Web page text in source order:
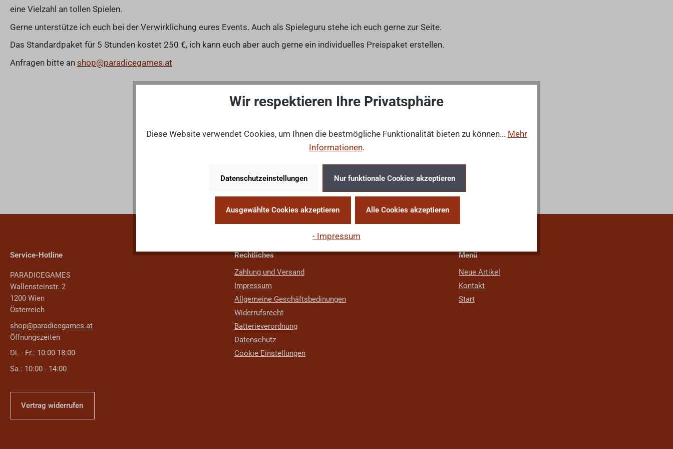
eine Vielzahl an tollen Spielen.
Gerne unterstütze ich euch bei der Verwirklichung eures Events. Auch als Spieleguru stehe ich euch gerne zur Seite.
Das Standardpaket für 5 Stunden kostet 250 €, ich kann euch aber auch gerne ein individuelles Preispaket erstellen.
Anfragen bitte an shop@paradicegames.at
Service-Hotline
PARADICEGAMES
Wallensteinstr. 2
1200 Wien
Österreich
shop@paradicegames.at
Öffnungszeiten
Di. - Fr.: 10:00 18:00
Sa.: 10:00 - 14:00
Vertrag widerrufen
Rechtliches
Zahlung und Versand
Impressum
Allgemeine Geschäftsbedinungen
Widerrufsrecht
Batterieverordnung
Datenschutz
Cookie Einstellungen
Menü
Neue Artikel
Kontakt
Start
Wir respektieren Ihre Privatsphäre
Diese Website verwendet Cookies, um Ihnen die bestmögliche Funktionalität bieten zu können... Mehr
Informationen.
Datenschutzeinstellungen Nur funktionale Cookies akzeptieren
Ausgewählte Cookies akzeptieren Alle Cookies akzeptieren
- Impressum